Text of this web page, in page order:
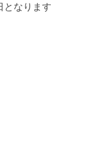
となります